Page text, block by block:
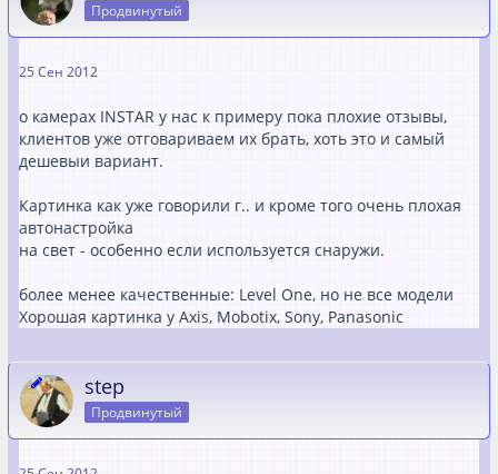
Продвинутый
25 Сен 2012
о камерах INSTAR у нас к примеру пока плохие отзывы,
клиентов уже отговариваем их брать, хоть это и самый
дешевыи вариант.
Картинка как уже говорили г.. и кроме того очень плохая
автонастройка
на свет - особенно если используется снаружи.
более менее качественные: Level One, но не все модели
Хорoшая картинка у Axis, Mobotix, Sony, Panasonic
step
Продвинутый